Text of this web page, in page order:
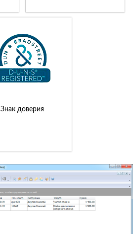
Знак доверия